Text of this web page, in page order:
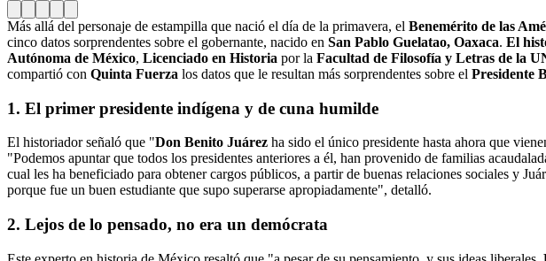
Más allá del personaje de estampilla que nació el día de la primavera, el Benemérito de las
cinco datos sorprendentes sobre el gobernante, nacido en San Pablo Guelatao, Oaxaca. El
Autónoma de México, Licenciado en Historia por la Facultad de Filosofía y Letras de la
compartió con Quinta Fuerza los datos que le resultan más sorprendentes sobre el Presidente
1. El primer presidente indígena y de cuna humilde
El historiador señaló que "Don Benito Juárez ha sido el único presidente hasta ahora que
"Podemos apuntar que todos los presidentes anteriores a él, han provenido de familias
cual les ha beneficiado para obtener cargos públicos, a partir de buenas relaciones sociales y
porque fue un buen estudiante que supo superarse apropiadamente", detalló.
2. Lejos de lo pensado, no era un demócrata